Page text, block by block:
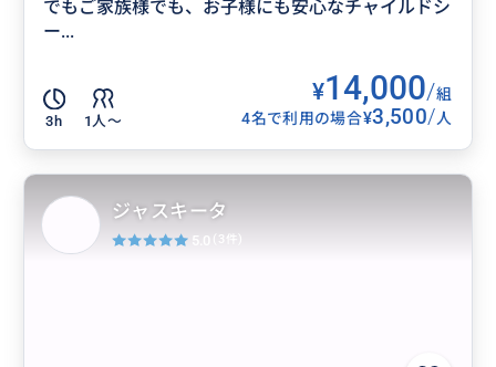
でもご家族様でも、お子様にも安心なチャイルドシ
ー...
3h 1人〜
¥14,000/組
4名で利用の場合¥3,500/人
ジャスキータ
5.0 (3件)